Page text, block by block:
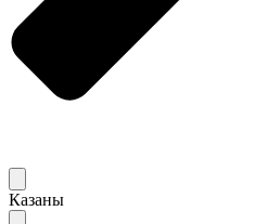
Казаны